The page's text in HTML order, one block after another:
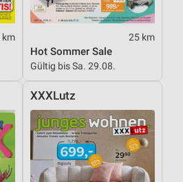
km 25 km
Hot Sommer Sale
Gültig bis Sa. 29.08.
XXXLutz